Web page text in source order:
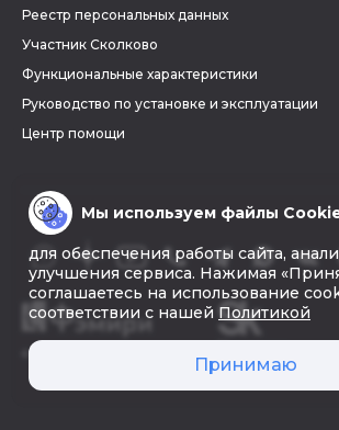
Реестр персональных данных
Участник Сколково
Функциональные характеристики
Руководство по установке и эксплуатации
Центр помощи
© 2026 «Фэмири»
Мы используем файлы
для обеспечения работы сайта,
улучшения сервиса. Нажимая
соглашаетесь на использование
соответствии с нашей Политикой
Принимаю